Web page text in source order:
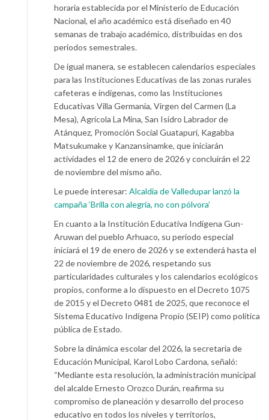
horaria establecida por el Ministerio de Educación
Nacional, el año académico está diseñado en 40
semanas de trabajo académico, distribuidas en dos
periodos semestrales.
De igual manera, se establecen calendarios especiales
para las Instituciones Educativas de las zonas rurales
cafeteras e indígenas, como las Instituciones
Educativas Villa Germania, Virgen del Carmen (La
Mesa), Agrícola La Mina, San Isidro Labrador de
Atánquez, Promoción Social Guatapurí, Kagabba
Matsukumake y Kanzansinamke, que iniciarán
actividades el 12 de enero de 2026 y concluirán el 22
de noviembre del mismo año.
Le puede interesar: Alcaldía de Valledupar lanzó la
campaña ‘Brilla con alegría, no con pólvora’
En cuanto a la Institución Educativa Indígena Gun-
Aruwan del pueblo Arhuaco, su periodo especial
iniciará el 19 de enero de 2026 y se extenderá hasta el
22 de noviembre de 2026, respetando sus
particularidades culturales y los calendarios ecológicos
propios, conforme a lo dispuesto en el Decreto 1075
de 2015 y el Decreto 0481 de 2025, que reconoce el
Sistema Educativo Indígena Propio (SEIP) como política
pública de Estado.
Sobre la dinámica escolar del 2026, la secretaria de
Educación Municipal, Karol Lobo Cardona, señaló:
“Mediante esta resolución, la administración municipal
del alcalde Ernesto Orozco Durán, reafirma su
compromiso de planeación y desarrollo del proceso
educativo en todos los niveles y territorios,